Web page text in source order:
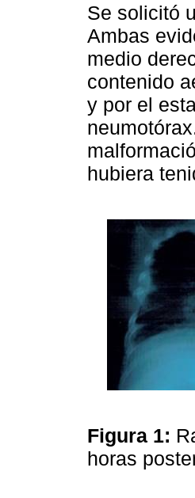
Se solicitó
Ambas
medio
contenido
y por el
hubiera
Figura 1:
horas